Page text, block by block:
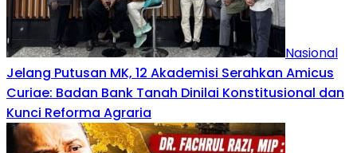
Nasional
Jelang Putusan MK, 12 Akademisi Serahkan Amicus
Curiae: Badan Bank Tanah Dinilai Konstitusional dan
Kunci Reforma Agraria